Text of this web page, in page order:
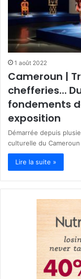
1 août 2022
Cameroun |
chefferies…
fondements
exposition
Démarrée depuis
culturelle du
Lire la suite »